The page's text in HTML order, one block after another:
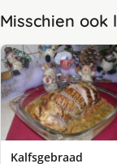
Misschien ook
Kalfsgebraad